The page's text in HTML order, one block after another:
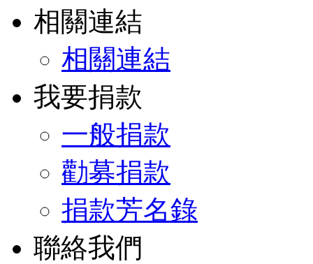
相關連結
相關連結
我要捐款
一般捐款
勸募捐款
捐款芳名錄
聯絡我們